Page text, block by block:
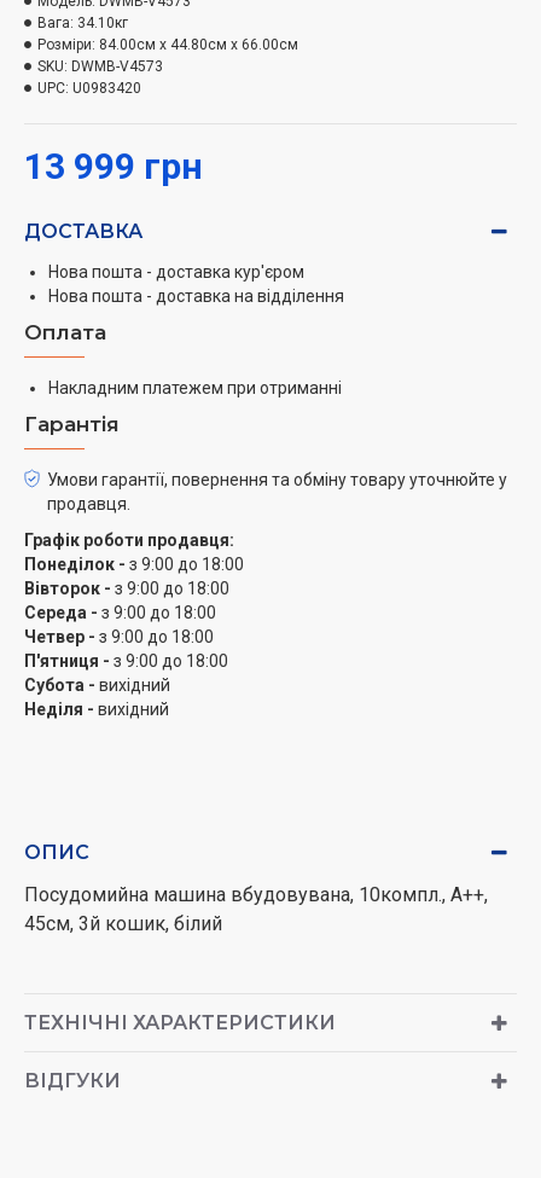
13 999 грн
Вага: 34.10кг
Розміри: 84.00см x 44.80см x 66.00см
SKU: DWMB-V4573
UPC: U0983420
ДОСТАВКА
Нова пошта - доставка кур'єром
Нова пошта - доставка на відділення
Оплата
Накладним платежем при отриманні
Гарантія
Умови гарантії, повернення та обміну товару уточнюйте у
продавця.
Графік роботи продавця:
Понеділок - з 9:00 до 18:00
Вівторок - з 9:00 до 18:00
Середа - з 9:00 до 18:00
Четвер - з 9:00 до 18:00
П'ятниця - з 9:00 до 18:00
Субота - вихідний
Неділя - вихідний
ОПИС
Посудомийна машина вбудовувана, 10компл., А++,
45см, 3й кошик, білий
ТЕХНІЧНІ ХАРАКТЕРИСТИКИ
ВІДГУКИ